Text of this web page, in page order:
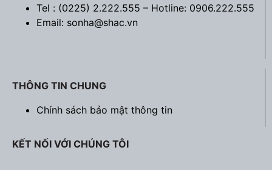
Tel : (0225) 2.222.555 – Hotline: 0906.222.555
Email: sonha@shac.vn
THÔNG TIN CHUNG
Chính sách bảo mật thông tin
KẾT NỐI VỚI CHÚNG TÔI